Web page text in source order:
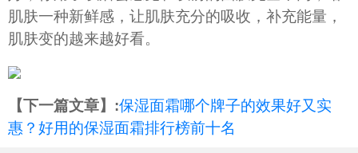
肌肤一种新鲜感，让肌肤充分的吸收，补充能量，
肌肤变的越来越好看。
【下一篇文章】:保湿面霜哪个牌子的效果好又实
惠？好用的保湿面霜排行榜前十名